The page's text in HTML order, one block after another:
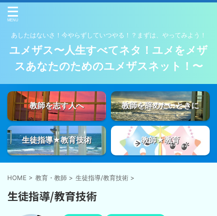
あしたはないさ！今やらずしていつやる！？まずは、やってみよう！
ユメザス〜人生すべてネタ！ユメをメザ
スあなたのためのユメザスネット！〜
教師を志す人へ 教師を辞めたいときに
生徒指導★教育技術 教師★教育
HOME > 教育・教師 > 生徒指導/教育技術 >
生徒指導/教育技術